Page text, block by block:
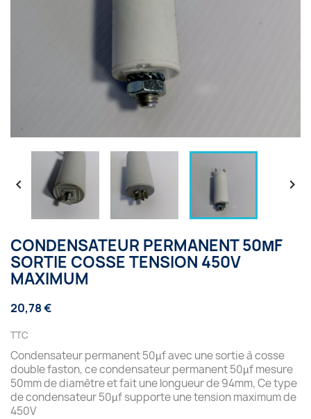
 
CONDENSATEUR PERMANENT 50ΜF
SORTIE COSSE TENSION 450V
MAXIMUM
20,78 €
TTC
Condensateur permanent 50µf avec une sortie à cosse
double faston, ce condensateur permanent 50µf mesure
50mm de diamètre et fait une longueur de 94mm, Ce type
de condensateur 50µf supporte une tension maximum de
450V